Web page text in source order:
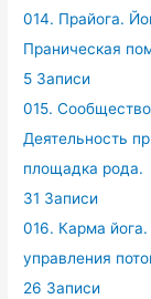
014. Прайога.
Праническая
5 Записи
015.
Деятельность
площадка рода.
31 Записи
016. Карма
управления
26 Записи